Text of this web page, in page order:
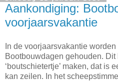
Aankondiging:
voorjaarsvakantie
In de voorjaarsvakantie
Bootbouwdagen gehouden. Dit
‘boutschietertje’ maken, dat is
kan zeilen. In het